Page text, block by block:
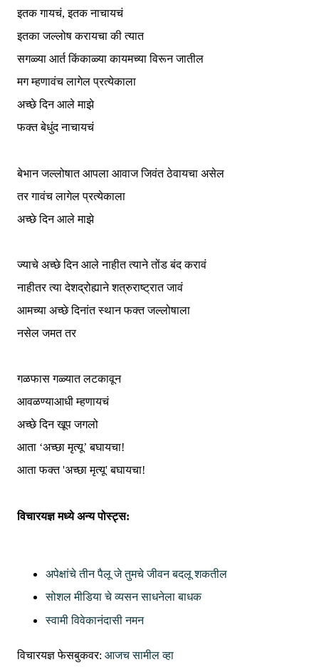
इतक गायचं, इतक नाचायचं
इतका जल्लोष करायचा की त्यात
सगळ्या आर्त किंकाळ्या कायमच्या विरून जातील
मग म्हणावंच लागेल प्रत्येकाला
अच्छे दिन आले माझे
फक्त बेधुंद नाचायचं
बेभान जल्लोषात आपला आवाज जिवंत ठेवायचा असेल
तर गावंच लागेल प्रत्येकाला
अच्छे दिन आले माझे
ज्याचे अच्छे दिन आले नाहीत त्याने तोंड बंद करावं
नाहीतर त्या देशद्रोह्याने शत्रुराष्ट्रात जावं
आमच्या अच्छे दिनांत स्थान फक्त जल्लोषाला
नसेल जमत तर
गळफास गळ्यात लटकावून
आवळण्याआधी म्हणायचं
अच्छे दिन खूप जगलो
आता ‘अच्छा मृत्यू’ बघायचा!
आता फक्त 'अच्छा मृत्यू' बघायचा!
विचारयज्ञ मध्ये अन्य पोस्ट्स:
अपेक्षांचे तीन पैलू जे तुमचे जीवन बदलू शकतील
सोशल मीडिया चे व्यसन साधनेला बाधक
स्वामी विवेकानंदासी नमन
विचारयज्ञ फेसबुकवर: आजच सामील व्हा